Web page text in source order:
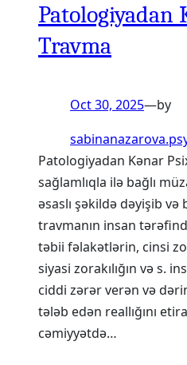
Patologiyadan
Travma
Oct 30, 2025—by
Patologiyadan Kənar
sağlamlıqla ilə bağlı
əsaslı şəkildə dəyişib və
travmanın insan
təbii fəlakətlərin, cinsi
siyasi zorakılığın və s.
ciddi zərər verən və
tələb edən reallığını
cəmiyyətdə…